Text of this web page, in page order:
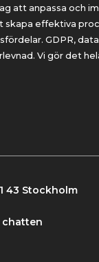
att anpassa och
skapa effektiva
GDPR,
Vi gör det
43 Stockholm
chatten